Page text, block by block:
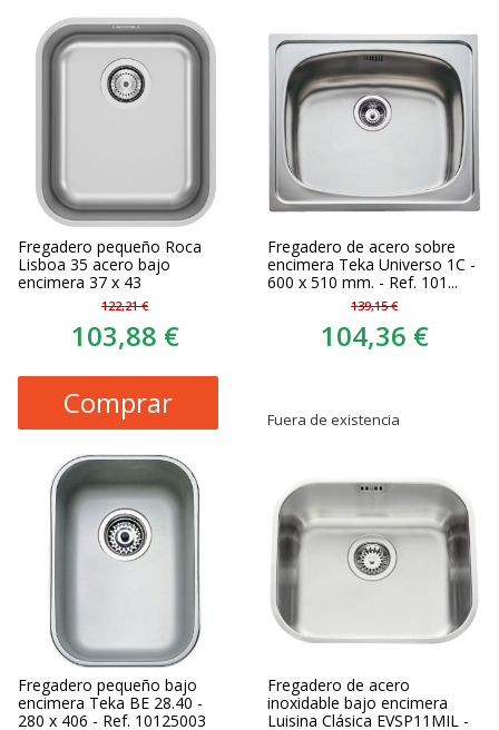
Fregadero pequeño Roca
Lisboa 35 acero bajo
encimera 37 x 43
122,21 €
103,88 €
Comprar
Fregadero de acero sobre
encimera Teka Universo 1C -
600 x 510 mm. - Ref. 101...
139,15 €
104,36 €
Fuera de existencia
Fregadero pequeño bajo
encimera Teka BE 28.40 -
280 x 406 - Ref. 10125003
Fregadero de acero
inoxidable bajo encimera
Luisina Clásica EVSP11MIL -